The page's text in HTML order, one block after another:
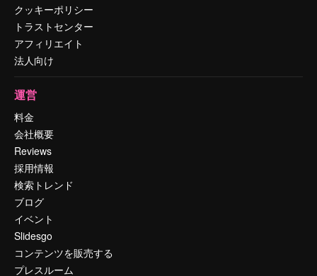
クッキーポリシー
トラストセンター
アフィリエイト
法人向け
運営
料金
会社概要
Reviews
採用情報
検索トレンド
ブログ
イベント
Slidesgo
コンテンツを販売する
プレスルーム